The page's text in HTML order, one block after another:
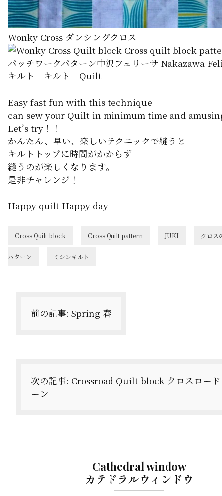
Wonky Cross ダンシングクロス
Easy fast fun with this technique
can sew your Quilt in minimum time and
Let’s try！！
かんたん、早い、楽しいテクニックで縫うと
キルトトップに時間がかからず
縫うのが楽しくなります。
是非チャレンジ！
Happy quilt Happy day
Cross Quilt block Cross Quilt pattern JUKI クロス
パターン ミシンキルト
前の記事: Spring 春
次の記事: Crossroad Quilt block クロスロー
ーン
Cathedral window
カテドラルウィンドウ